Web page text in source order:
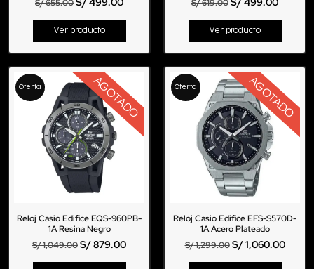
S/655.00
Ver producto
S/619.00
Ver producto
Oferta AGOTADO
Reloj Casio Edifice EQS-960PB-
1A Resina Negro
S/1,049.00S/879.00
Oferta AGOTADO
Reloj Casio Edifice EFS-S570D-
1A Acero Plateado
S/1,299.00 S/1,060.00